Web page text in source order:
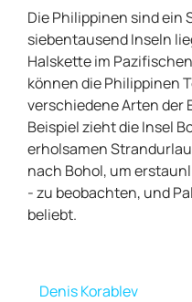
Die Philippinen sind ein
siebentausend Inseln
Halskette im
können die Philippinen
verschiedene Arten der
Beispiel zieht die Insel
erholsamen
nach Bohol, um
- zu beobachten, und
beliebt.
Denis Korablev